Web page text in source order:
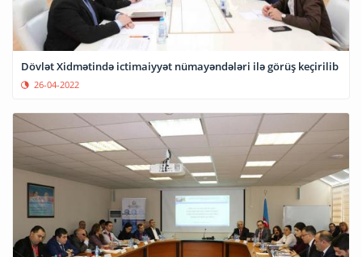
Dövlət Xidmətində ictimaiyyət nümayəndələri ilə görüş keçirilib
26-04-2022